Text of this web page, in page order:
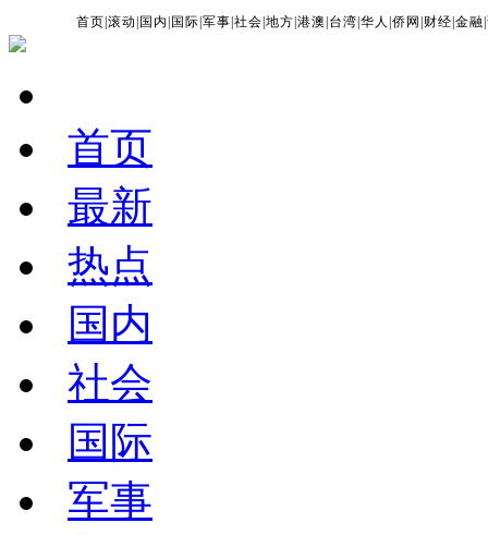
首页 |滚动 国内 国际 |军事 |社会 |地方 |港澳 台湾 |华人 |侨网 财经 |金融 |
首页
最新
热点
国内
社会
国际
军事